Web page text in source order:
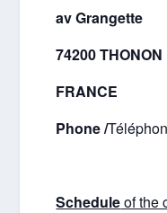
av Grangette
74200
FRANCE
Phone /
Scheduleof the